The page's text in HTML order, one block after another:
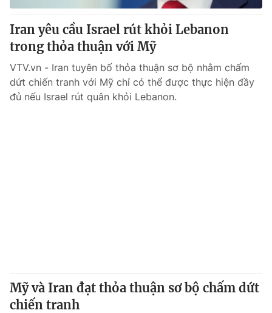
Iran yêu cầu Israel rút khỏi Lebanon
trong thỏa thuận với Mỹ
VTV.vn - Iran tuyên bố thỏa thuận sơ bộ nhằm chấm
dứt chiến tranh với Mỹ chỉ có thể được thực hiện đầy
đủ nếu Israel rút quân khỏi Lebanon.
Mỹ và Iran đạt thỏa thuận sơ bộ chấm dứt
chiến tranh